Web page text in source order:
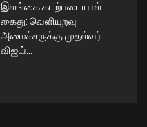
இலங்கை கடற்படையால்
கைது: வெளியுறவு
அமைச்சருக்கு முதல்வர்
விஜய்…